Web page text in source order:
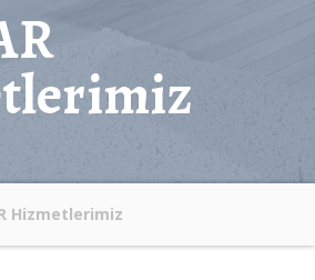
Hizmetlerimiz